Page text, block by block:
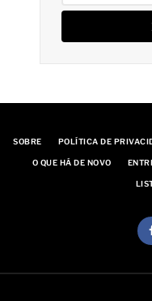
SOBRE POLÍTICA DE
O QUE HÁ DE NOVO